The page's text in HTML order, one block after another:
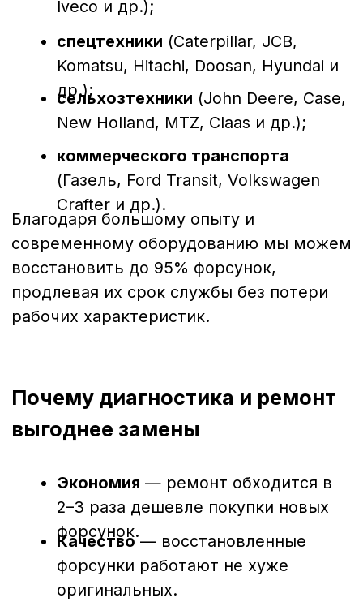
Преимущества обращения в
нашу компанию в Ярославле
Собственный сервисный центр
профессиональными стендами
Bosch, Delphi, Denso, Siemens.
сертификацию и регулярно
повышающие квалификацию.
Диагностика и ремонт “под ключ”
— от проверки до настройки и
тестирования.
Работаем в Ярославле , а также
принимаем заказы с других
Загрязнение топлива, перегрузки
двигателя и несвоевременная замена
фильтров могут привести к износу или
поломке форсунок. Несвоевременная
повышенным расходом топлива;
потерей мощности;
нестабильной работой двигателя;
будущем.
Регулярная проверка состояния